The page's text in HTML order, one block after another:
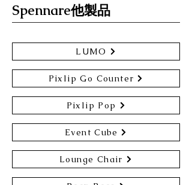
Spennare他製品
LUMO
Pixlip Go Counter
Pixlip Pop
Event Cube
Lounge Chair